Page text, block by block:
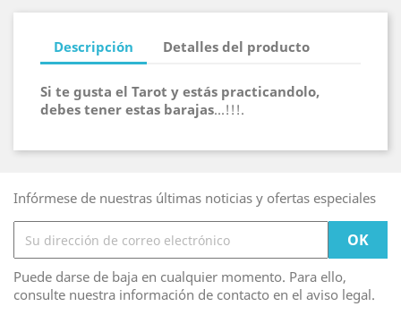
Descripción Detalles del producto
Si te gusta el Tarot y estás practicandolo,
debes tener estas barajas...!!!.
Infórmese de nuestras últimas noticias y ofertas especiales
Puede darse de baja en cualquier momento. Para ello,
consulte nuestra información de contacto en el aviso legal.